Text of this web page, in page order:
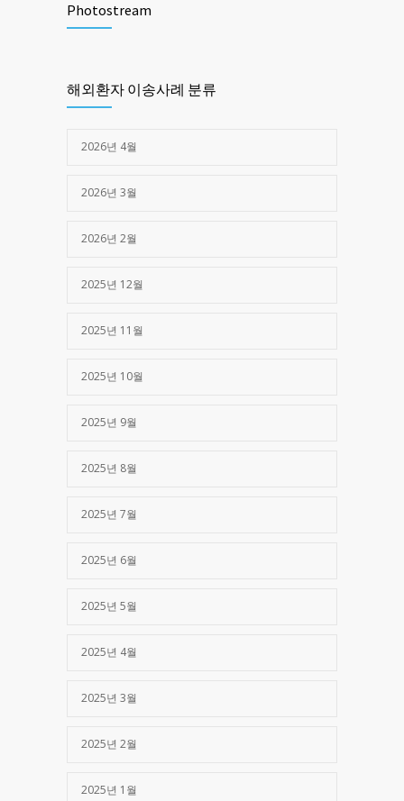
2025년 03월 28일
2025년 05월 16일
Photostream
해외환자 이송사례 분류
2026년 4월
2026년 3월
2026년 2월
2025년 12월
2025년 11월
2025년 10월
2025년 9월
2025년 8월
2025년 7월
2025년 6월
2025년 5월
2025년 4월
2025년 3월
2025년 2월
2025년 1월